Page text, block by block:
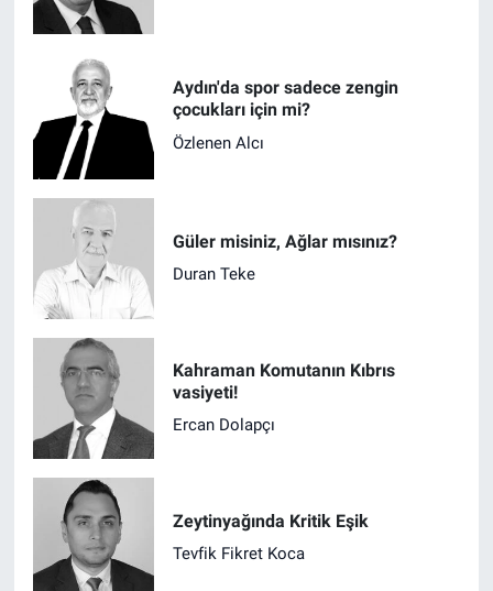
Aydın'da spor sadece zengin
çocukları için mi?
Özlenen Alcı
Güler misiniz, Ağlar mısınız?
Duran Teke
Kahraman Komutanın Kıbrıs
vasiyeti!
Ercan Dolapçı
Zeytinyağında Kritik Eşik
Tevfik Fikret Koca